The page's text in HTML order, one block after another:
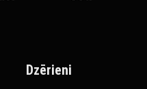
Dzērieni